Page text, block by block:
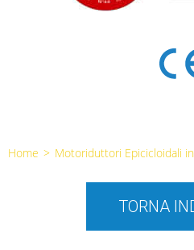
Home > Motoriduttori Epicicloidali
TORNA